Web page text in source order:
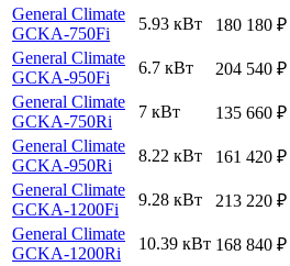
General Climate
GCKA-750Fi
5.93 кВт 180 180 ₽
General Climate
GCKA-950Fi
6.7 кВт 204 540 ₽
General Climate
GCKA-750Ri
7 кВт 135 660 ₽
General Climate
GCKA-950Ri
8.22 кВт 161 420 ₽
General Climate
GCKA-1200Fi
9.28 кВт 213 220 ₽
General Climate
GCKA-1200Ri
10.39 кВт 168 840 ₽